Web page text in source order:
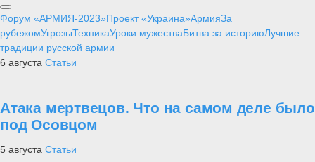
Форум «АРМИЯ-2023»Проект «Украина»АрмияЗа
рубежомУгрозыТехникаУроки мужестваБитва за историюЛучшие
традиции русской армии
6 августа Статьи
Атака мертвецов. Что на самом деле было
под Осовцом
5 августа Статьи